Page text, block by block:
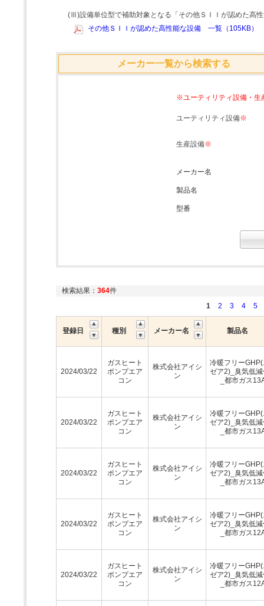
(Ⅲ)設備単位型で補助対象となる「その他ＳＩＩが認めた高
その他ＳＩＩが認めた高性能な設備 一覧（105KB）
メーカー一覧から検索する
※ユーティリティ設備・生
ユーティリティ設備※
生産設備※
メーカー名
製品名
型番
検索結果： 364件
1
2 3 4 5
登録日 種別 メーカー名 製品名
2024/03/22
ガスヒート
ポンプエア
コン
株式会社アイシ
ン
冷暖フリー
ゼア2)_臭気低減
_都市ガス
2024/03/22
ガスヒート
ポンプエア
コン
株式会社アイシ
ン
冷暖フリー
ゼア2)_臭気低減
_都市ガス
2024/03/22
ガスヒート
ポンプエア
コン
株式会社アイシ
ン
冷暖フリー
ゼア2)_臭気低減
_都市ガス
2024/03/22
ガスヒート
ポンプエア
コン
株式会社アイシ
ン
冷暖フリー
ゼア2)_臭気低減
_都市ガス
2024/03/22
ガスヒート
ポンプエア
コン
株式会社アイシ
ン
冷暖フリー
ゼア2)_臭気低減
_都市ガス